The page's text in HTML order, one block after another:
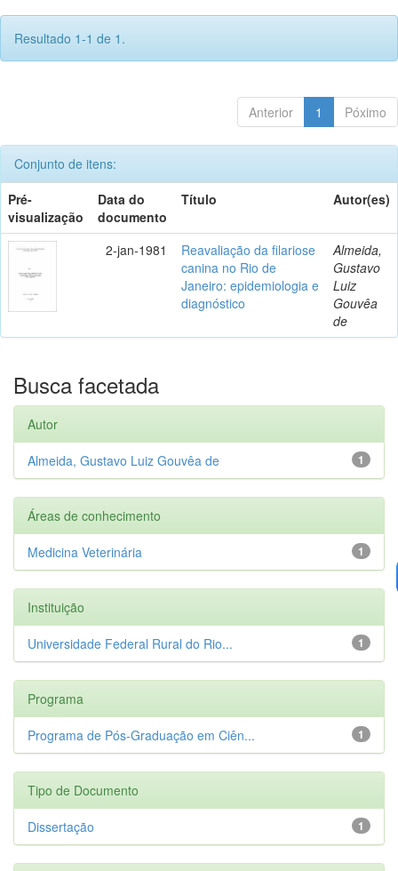
Resultado 1-1 de 1.
Anterior 1 Póximo
Conjunto de itens:
Pré-
visualização
Data do
documento
Título Autor(es)
2-jan-1981
Reavaliação da filariose
canina no Rio de
Janeiro: epidemiologia e
diagnóstico
Almeida,
Gustavo
Luiz
Gouvêa
de
Busca facetada
Autor
1
Almeida, Gustavo Luiz Gouvêa de
Áreas de conhecimento
1
Medicina Veterinária
Instituição
1
Universidade Federal Rural do Rio...
Programa
1
Programa de Pós-Graduação em Ciên...
Tipo de Documento
1
Dissertação